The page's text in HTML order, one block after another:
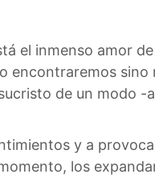
el inmenso amor
encontraremos
de un modo -
y a
los